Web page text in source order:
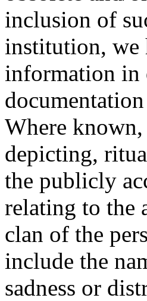
inclusion of
institution, we
information in
Where
depicting,
the publicly
relating to the
clan of the
include the
sadness or